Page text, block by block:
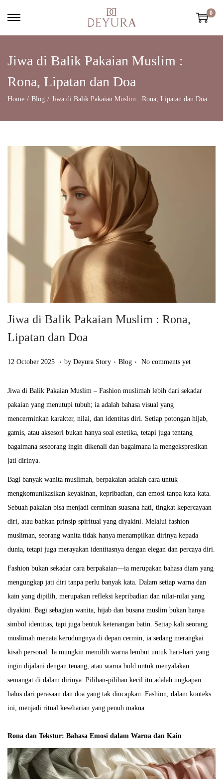
0
Jiwa di Balik Pakaian Muslim :
Rona, Lipatan dan Doa
Home / Blog / Jiwa di Balik Pakaian Muslim : Rona, Lipatan dan Doa
Jiwa di Balik Pakaian Muslim : Rona,
Lipatan dan Doa
Posted on
12 October 2025
1
O
c
t
o
b
. by Deyura Story . Posted in
Blog . No comments yet
Jiwa di Balik Pakaian Muslim – Fashion muslimah lebih dari sekadar
pakaian yang menutupi tubuh; ia adalah bahasa visual yang
mencerminkan karakter, nilai, dan identitas diri. Setiap potongan hijab,
gamis, atau aksesori bukan hanya soal estetika, tetapi juga tentang
bagaimana seseorang ingin dikenali dan bagaimana ia mengekspresikan
jati dirinya.
Bagi banyak wanita muslimah, berpakaian adalah cara untuk
mengkomunikasikan keyakinan, kepribadian, dan emosi tanpa kata-kata.
Sebuah pakaian bisa menjadi cerminan suasana hati, tingkat kepercayaan
diri, atau bahkan prinsip spiritual yang diyakini. Melalui fashion
musliman, seorang wanita tidak hanya menampilkan dirinya kepada
dunia, tetapi juga merayakan identitasnya dengan elegan dan percaya diri.
Fashion bukan sekadar cara berpakaian—ia merupakan bahasa diam yang
mengungkap jati diri tanpa perlu banyak kata. Dalam setiap warna dan
kain yang dipilih, merupakan refleksi kepribadian dan nilai-nilai yang
diyakini. Bagi sebagian wanita, hijab dan busana muslim bukan hanya
simbol identitas, tapi juga bentuk ketenangan batin. Setiap kali seorang
muslimah menata kerudungnya di depan cermin, ia sedang merangkai
kisah personal. Ia mungkin memilih warna lembut untuk hari-hari yang
ingin dijalani dengan tenang, atau warna bold untuk menyalakan
semangat di dalam dirinya. Pilihan-pilihan kecil itu adalah ungkapan
halus dari perasaan dan doa yang tak diucapkan. Fashion, dalam konteks
ini, menjadi ritual keseharian yang penuh makna
Rona dan Tekstur: Bahasa Emosi dalam Warna dan Kain